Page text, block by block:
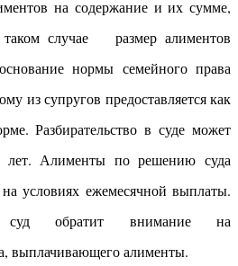
на содержание и их сумме,
случае размер алиментов
нормы семейного права
из супругов предоставляется как
Разбирательство в суде может
лет. Алименты по решению суда
условиях ежемесячной выплаты.
суд обратит внимание на
выплачивающего алименты.